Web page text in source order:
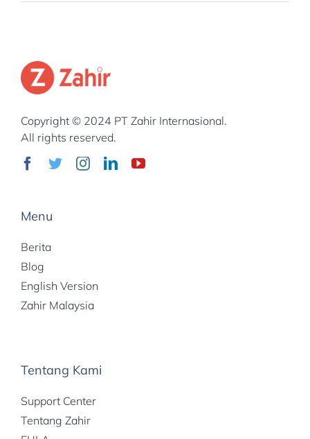
Copyright © 2024 PT Zahir Internasional.
All rights reserved.
Menu
Berita
Blog
English Version
Zahir Malaysia
Tentang Kami
Support Center
Tentang Zahir